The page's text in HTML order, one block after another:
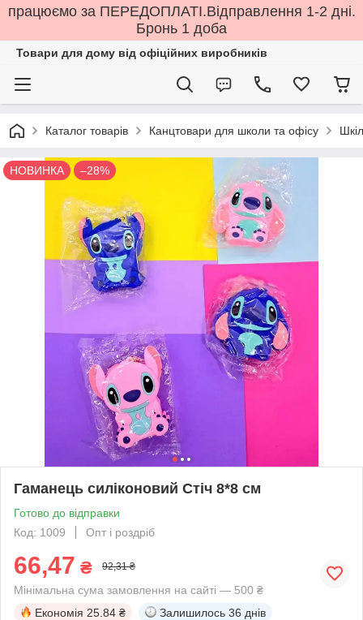
працюємо за ПЕРЕДОПЛАТІ.Відправлення 1-2 дні.
Бронь 1 доба
Товари для дому від офіційних виробників
Каталог товарів Канцтовари для школи та офісу
НОВИНКА –28%
Гаманець силіконовий Стіч 8*8 см
Готово до відправки
Код: 1009
Опт і роздріб
66,47 ₴ 92,31 ₴
Мінімальна сума замовлення на сайті — 500 ₴
Економія 25.84 ₴ Залишилось 36 днів